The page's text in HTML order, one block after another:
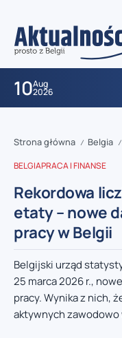
10Aug
2026
Strona główna / Belgia /
BELGIAPRACA I FINANSE
Rekordowa
etaty – nowe
pracy w Belgii
Belgijski urząd
25 marca 2026 r.,
pracy. Wynika z nich,
aktywnych zawodowo